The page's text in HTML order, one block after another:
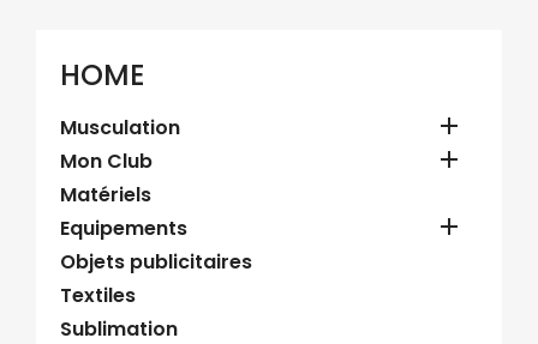
HOME
Musculation 
Mon Club 
Matériels
Equipements

Objets publicitaires
Textiles
Sublimation